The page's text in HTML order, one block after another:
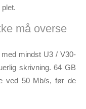
må overse
mindst U3 / V30-
skrivning. 64 GB
ved 50 Mb/s, før de